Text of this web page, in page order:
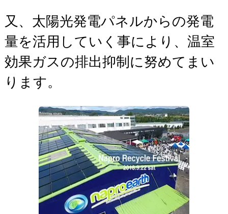
又、太陽光発電パネルからの発電
量を活用していく事により、温室
効果ガスの排出抑制に努めてまい
ります。